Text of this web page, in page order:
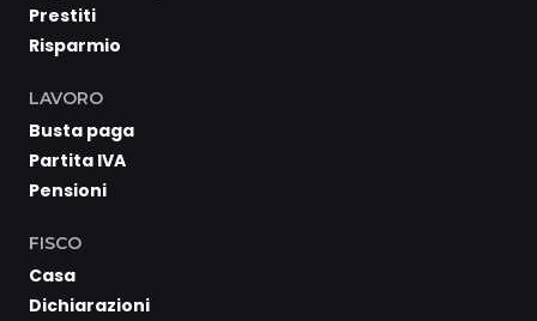
Prestiti
Risparmio
LAVORO
Busta paga
Partita IVA
Pensioni
FISCO
Casa
Dichiarazioni